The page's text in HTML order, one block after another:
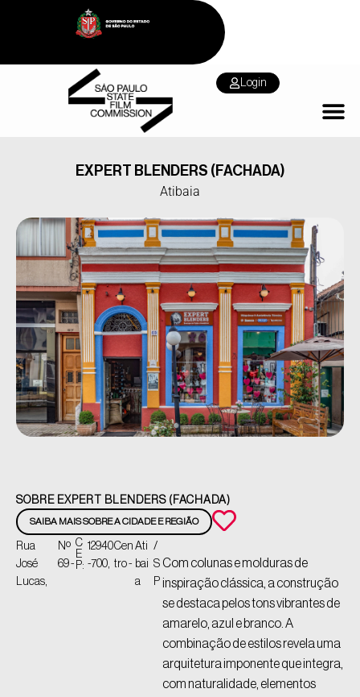
Login
EXPERT BLENDERS (FACHADA)
Atibaia
SOBRE EXPERT BLENDERS (FACHADA)
SAIBA MAIS SOBRE A CIDADE E REGIÃO
Rua
José
Lucas,
Nº
69 -
C
E
P:
12940
-700,
Cen
tro -
Ati
bai
a
/
S
P
Com colunas e molduras de
inspiração clássica, a construção
se destaca pelos tons vibrantes de
amarelo, azul e branco. A
combinação de estilos revela uma
arquitetura imponente que integra,
com naturalidade, elementos